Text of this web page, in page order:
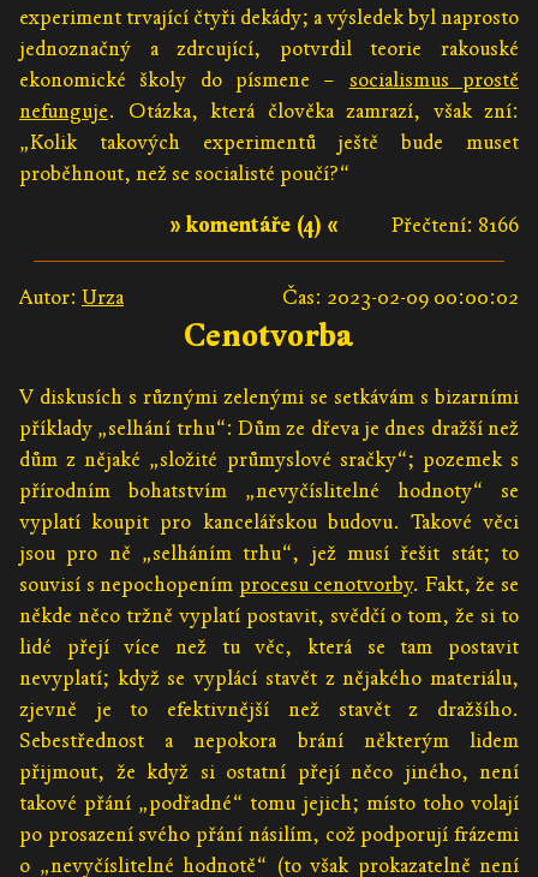
experiment trvající čtyři dekády; a výsledek byl naprosto
jednoznačný a zdrcující, potvrdil teorie rakouské
ekonomické školy do písmene – socialismus prostě
nefunguje. Otázka, která člověka zamrazí, však zní:
„Kolik takových experimentů ještě bude muset
proběhnout, než se socialisté poučí?“
Přečtení: 8166
» komentáře (4) «
Autor: Urza Čas: 2023-02-09 00:00:02
Cenotvorba
V diskusích s různými zelenými se setkávám s bizarními
příklady „selhání trhu“: Dům ze dřeva je dnes dražší než
dům z nějaké „složité průmyslové sračky“; pozemek s
přírodním bohatstvím „nevyčíslitelné hodnoty“ se
vyplatí koupit pro kancelářskou budovu. Takové věci
jsou pro ně „selháním trhu“, jež musí řešit stát; to
souvisí s nepochopením procesu cenotvorby. Fakt, že se
někde něco tržně vyplatí postavit, svědčí o tom, že si to
lidé přejí více než tu věc, která se tam postavit
nevyplatí; když se vyplácí stavět z nějakého materiálu,
zjevně je to efektivnější než stavět z dražšího.
Sebestřednost a nepokora brání některým lidem
přijmout, že když si ostatní přejí něco jiného, není
takové přání „podřadné“ tomu jejich; místo toho volají
po prosazení svého přání násilím, což podporují frázemi
o „nevyčíslitelné hodnotě“ (to však prokazatelně není